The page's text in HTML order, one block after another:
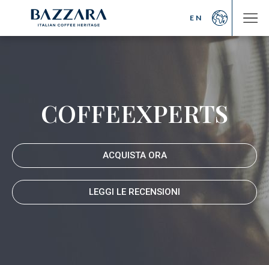
EN
Blend
Monorigini
Decaffeinato
Diventa distributore
Marco Bazzara
I corsi
Photogallery
Bazzara Experience
Dicono di noi
PROGETTI
BAZZARA
COFFEEBOOKS
COFFEEXPERTS
ACQUISTA ORA
LEGGI LE RECENSIONI